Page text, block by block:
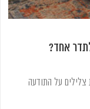
אחד?
צלילים על התודעה